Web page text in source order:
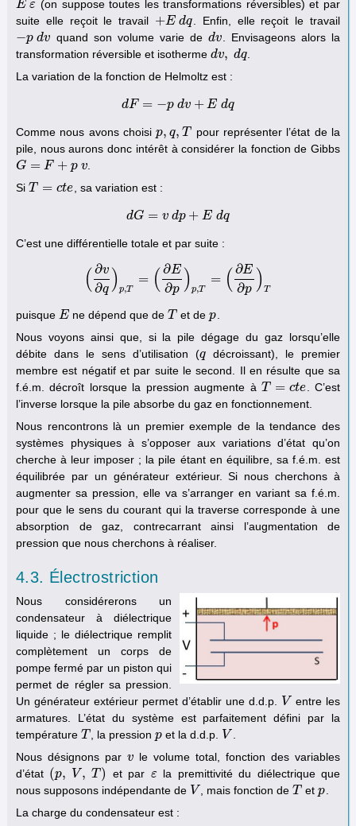
E ε
E ε
(on suppose toutes les transformations réversibles) et par
suite elle reçoit le travail +E dq
+E d q . Enfin, elle reçoit le travail
−p dv
−p dv quand son volume varie dedv
dv
. Envisageons alors la
transformation réversible et isotherme dv, dq
dv, dq .
La variation de la fonction de Helmoltz est :
dF = −p dv + E dq
dF =−p dv+ E dq
Comme nous avons choisip, q, T
p,q,T
pour représenter l’état de la
pile, nous aurons donc intérêt à considérer la fonction de Gibbs
G = F + p v
G= F+p v
Si T = cte
T= cte , sa variation est :
dG = v dp + E dq
d G=v dp+E dq
C’est une différentielle totale et par suite :
( ∂v
∂q )p,T
= ( ∂E
∂p ) p,T
= ( ∂E
∂p ) T
(∂ v p,T = ∂E∂p ) =(∂ E ∂p)T
puisque E
E ne dépend que deT
T et dep
p
Nous voyons ainsi que, si la pile dégage du gaz lorsqu’elle
débite dans le sens d’utilisation (q
q décroissant), le premier
membre est négatif et par suite le second. Il en résulte que sa
f.é.m. décroît lorsque la pression augmente à T = cte
T= cte
. C’est
l’inverse lorsque la pile absorbe du gaz en fonctionnement.
Nous rencontrons là un premier exemple de la tendance des
systèmes physiques à s’opposer aux variations d’état qu’on
cherche à leur imposer ; la pile étant en équilibre, sa f.é.m. est
équilibrée par un générateur extérieur. Si nous cherchons à
augmenter sa pression, elle va s’arranger en variant sa f.é.m.
pour que le sens du courant qui la traverse corresponde à une
absorption de gaz, contrecarrant ainsi l’augmentation de
pression que nous cherchons à réaliser.
4.3. Électrostriction
Nous considérerons un
condensateur à diélectrique
liquide ; le diélectrique remplit
complètement un corps de
pompe fermé par un piston qui
permet de régler sa pression.
Un générateur extérieur permet d’établir une d.d.p.
V
V entre les
armatures. L’état du système est parfaitement défini par la
température T
T , la pressionp
p et la d.d.p. V
V
Nous désignons par v
v le volume total, fonction des variables
d’état (p, V , T)
(p, , T et par ε
ε
la premittivité du diélectrique que
nous supposons indépendante de V
V , mais fonction deT
T etp
p
La charge du condensateur est :